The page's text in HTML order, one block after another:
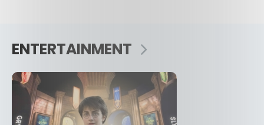
ENTERTAINMENT